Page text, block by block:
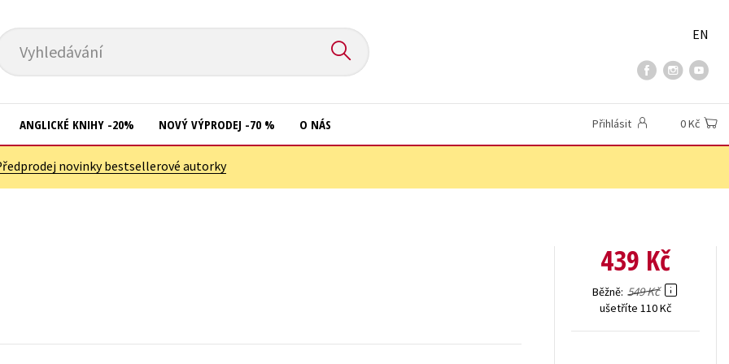
Vyhledávání
EN
ANGLICKÉ KNIHY -20% NOVÝ VÝPRODEJ -70 % O NÁS Přihlásit 0 Kč
novinky bestsellerové autorky
439 Kč
Běžně 549 Kč
ušetříte 110 Kč